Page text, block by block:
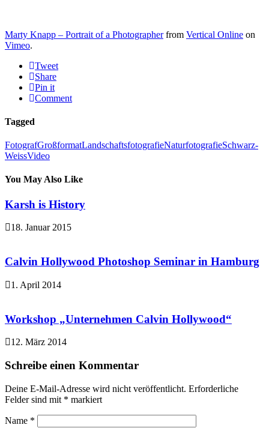
Marty Knapp – Portrait of a Photographerfrom Vertical Online on
Vimeo.
Tweet
Share
Pin it
Comment
Tagged
FotografGroßformatLandschaftsfotografieNaturfotografieSchwarz-
WeissVideo
You May Also Like
Karsh is History
18. Januar 2015
Calvin Hollywood Photoshop Seminar in Hamburg
1. April 2014
Workshop „Unternehmen Calvin Hollywood“
12. März 2014
Schreibe einen Kommentar
Deine E-Mail-Adresse wird nicht veröffentlicht. Erforderliche
Felder sind mit * markiert
Name *